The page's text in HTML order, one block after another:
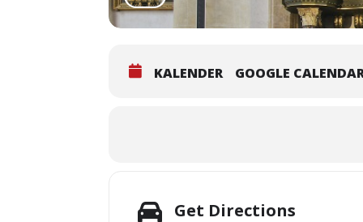
KALENDER GOOGLE
Get Directions